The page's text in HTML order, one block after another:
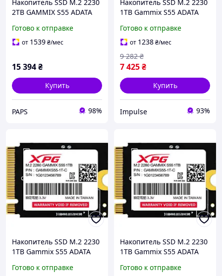
Накопитель SSD M.2 2230
2TB GAMMIX S55 ADATA
Готово к отправке
от 1539₴/мес
15 394₴
Купить
PAPS 98%
Накопитель SSD M.2 2230
1TB Gammix S55 ADATA
Готово к отправке
от 1238₴/мес
7 425₴
9 282 ₴
Купить
Impulse 93%
Накопитель SSD M.2 2230
1TB Gammix S55 ADATA
Готово к отправке
Накопитель SSD M.2 2230
1TB Gammix S55 ADATA
Готово к отправке